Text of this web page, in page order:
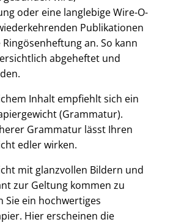
oder eine langlebige Wire-O-
Publikationen
an. So kann
abgeheftet und
Inhalt empfiehlt sich ein
(Grammatur).
Grammatur lässt Ihren
edler wirken.
mit glanzvollen Bildern und
zur Geltung kommen zu
Sie ein hochwertiges
Hier erscheinen die